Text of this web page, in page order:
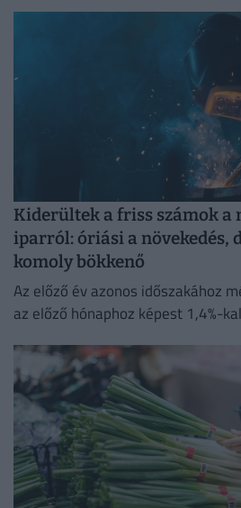
Kiderültek a friss számok a
iparról: óriási a növekedés,
komoly bökkenő
Az előző év azonos időszakához
az előző hónaphoz képest 1,4%-